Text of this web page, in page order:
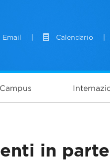
Email Calendario
in